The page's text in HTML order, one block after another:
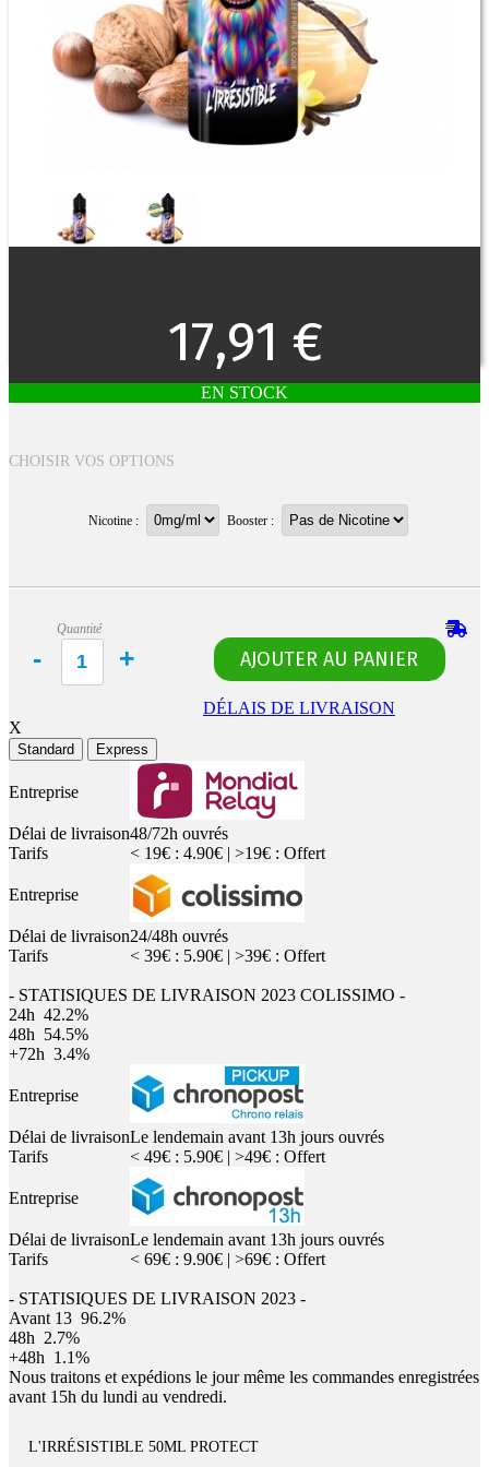
17,91 €
EN STOCK
CHOISIR VOS OPTIONS
Nicotine : Booster :
Quantité
DÉLAIS DE LIVRAISON
X
Standard Express
Entreprise
Délai de livraison48/72h ouvrés
Tarifs
< 19€ : 4.90€ | >19€ : Offert
Entreprise
Délai de livraison24/48h ouvrés
Tarifs
< 39€ : 5.90€ | >39€ : Offert
- STATISIQUES DE LIVRAISON 2023 COLISSIMO -
24h 42.2%
48h 54.5%
+72h 3.4%
Entreprise
Délai de livraisonLe lendemain avant 13h jours ouvrés
Tarifs
< 49€ : 5.90€ | >49€ : Offert
Entreprise
Délai de livraisonLe lendemain avant 13h jours ouvrés
Tarifs
< 69€ : 9.90€ | >69€ : Offert
- STATISIQUES DE LIVRAISON 2023 -
Avant 13 96.2%
48h 2.7%
+48h 1.1%
Nous traitons et expédions le jour même les commandes enregistrées
avant 15h du lundi au vendredi.
L'IRRÉSISTIBLE 50ML PROTECT